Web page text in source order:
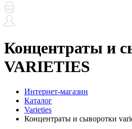
Концентраты и
VARIETIES
Интернет-магазин
Каталог
Varieties
Концентраты и сыворотки